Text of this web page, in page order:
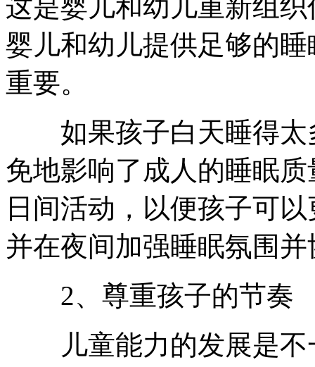
这是婴儿和幼儿重新组
婴儿和幼儿提供足够的
重要。
如果孩子白天睡得太
免地影响了成人的睡眠
日间活动，以便孩子可
并在夜间加强睡眠氛围
2、尊重孩子的节奏
儿童能力的发展是不